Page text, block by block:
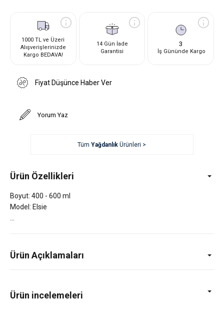
1000 TL ve Üzeri
Alışverişlerinizde
Kargo BEDAVA!
14 Gün İade
Garantisi
3
İş Gününde Kargo
Fiyat Düşünce Haber Ver
Yorum Yaz
TümYağdanlık Ürünleri >
Ürün Özellikleri
Boyut: 400 - 600 ml
Model: Elsie
Ürün Açıklamaları